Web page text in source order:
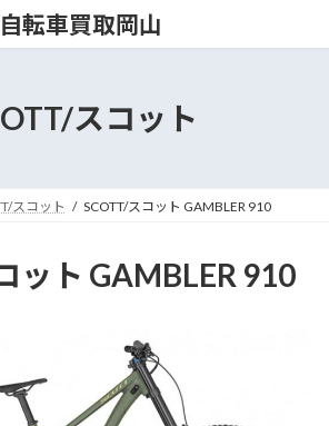
自転車買取岡山
スコット
スコット SCOTT/スコット GAMBLER 910
ット GAMBLER 910